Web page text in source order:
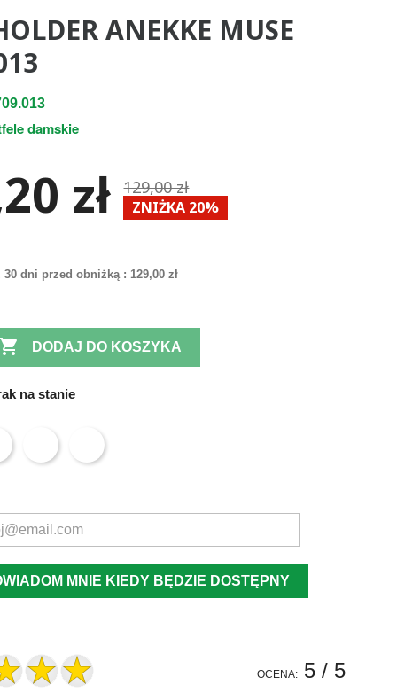
ANEKKE MUSE
damskie
zł 129,00 zł
ZNIŻKA 20%
30 dni przed obniżką : 129,00 zł
 DODAJ DO KOSZYKA
na stanie
MNIE KIEDY BĘDZIE DOSTĘPNY
OCENA: 5/ 5